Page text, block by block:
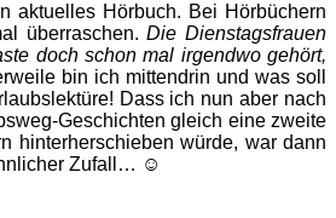
aktuelles Hörbuch. Bei Hörbüchern
überraschen.Die Dienstagsfrauen
doch schon mal irgendwo gehört,
bin ich mittendrin und was soll
Dass ich nun aber nach
Geschichten gleich eine zweite
hinterherschieben würde, war dann
Zufall… ☺